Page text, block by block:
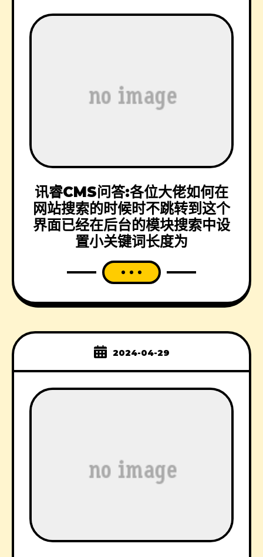
讯睿CMS问答:各位大佬如何在
网站搜索的时候时不跳转到这个
界面已经在后台的模块搜索中设
置小关键词长度为
2024-04-29